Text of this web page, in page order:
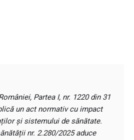
Partea I, nr. 1220 din 31
un act normativ cu impact
și sistemului de sănătate.
nr. 2.280/2025 aduce